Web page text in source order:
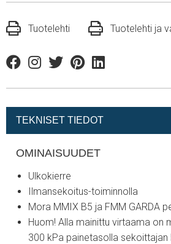
Tuotelehti Tuotelehti ja
FacebookInstagram
TwitterPinterestLinkedin
TEKNISET TIEDOT
OMINAISUUDET
Ulkokierre
Ilmansekoitus-toiminnolla
Mora MMIX B5 ja FMM GARDA
Huom! Alla mainittu virtaama on
300 kPa painetasolla sekoittajan